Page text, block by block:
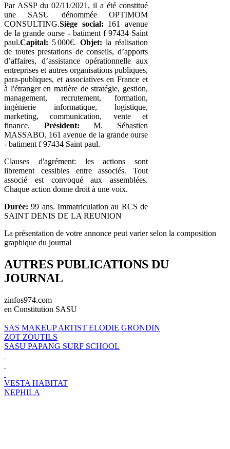
Par ASSP du 02/11/2021, il a été constitué
une SASU dénommée OPTIMOM
CONSULTING.Siège social: 161 avenue
de la grande ourse - batiment f 97434 Saint
paul.Capital: 5 000€. Objet: la réalisation
de toutes prestations de conseils, d’apports
d’affaires, d’assistance opérationnelle aux
entreprises et autres organisations publiques,
para-publiques, et associatives en France et
à l'étranger en matière de stratégie, gestion,
management, recrutement, formation,
ingénierie informatique, logistique,
marketing, communication, vente et
finance. Président: M. Sébastien
MASSABO, 161 avenue de la grande ourse
- batiment f 97434 Saint paul.
Clauses d'agrément: les actions sont
librement cessibles entre associés. Tout
associé est convoqué aux assemblées.
Chaque action donne droit à une voix.
Durée: 99 ans. Immatriculation au RCS de
SAINT DENIS DE LA REUNION
La présentation de votre annonce peut varier selon la composition
graphique du journal
AUTRES PUBLICATIONS DU
JOURNAL
zinfos974.com
en Constitution SASU
SAS MAKEUP ARTIST ELODIE GRONDIN
ZOT ZOUTILS
SASU PAPANG SURF SCHOOL
VESTA HABITAT
NEPHILA